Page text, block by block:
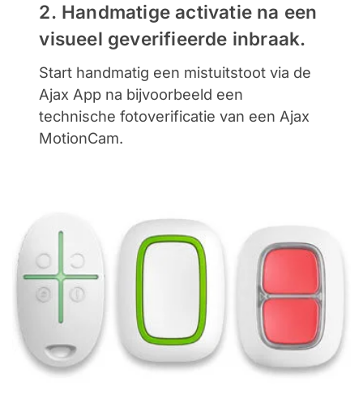
2. Handmatige activatie na een
visueel geverifieerde inbraak.
Start handmatig een mistuitstoot via de
Ajax App na bijvoorbeeld een
technische fotoverificatie van een Ajax
MotionCam.